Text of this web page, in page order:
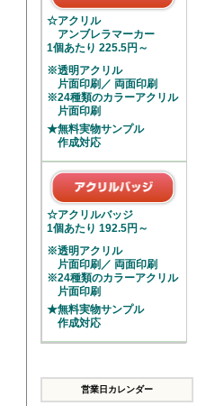
☆アクリル
アンブレラマーカー
1個あたり 225.5円～
※透明アクリル
片面印刷／ 両面印刷
※24種類のカラーアクリル
片面印刷
★無料実物サンプル
作成対応
☆アクリルバッジ
1個あたり 192.5円～
※透明アクリル
片面印刷／ 両面印刷
※24種類のカラーアクリル
片面印刷
★無料実物サンプル
作成対応
営業日カレンダー